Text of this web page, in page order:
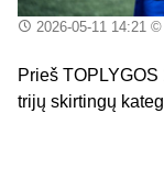
2026-05-11 14:21©
Prieš
trijų skirtingų